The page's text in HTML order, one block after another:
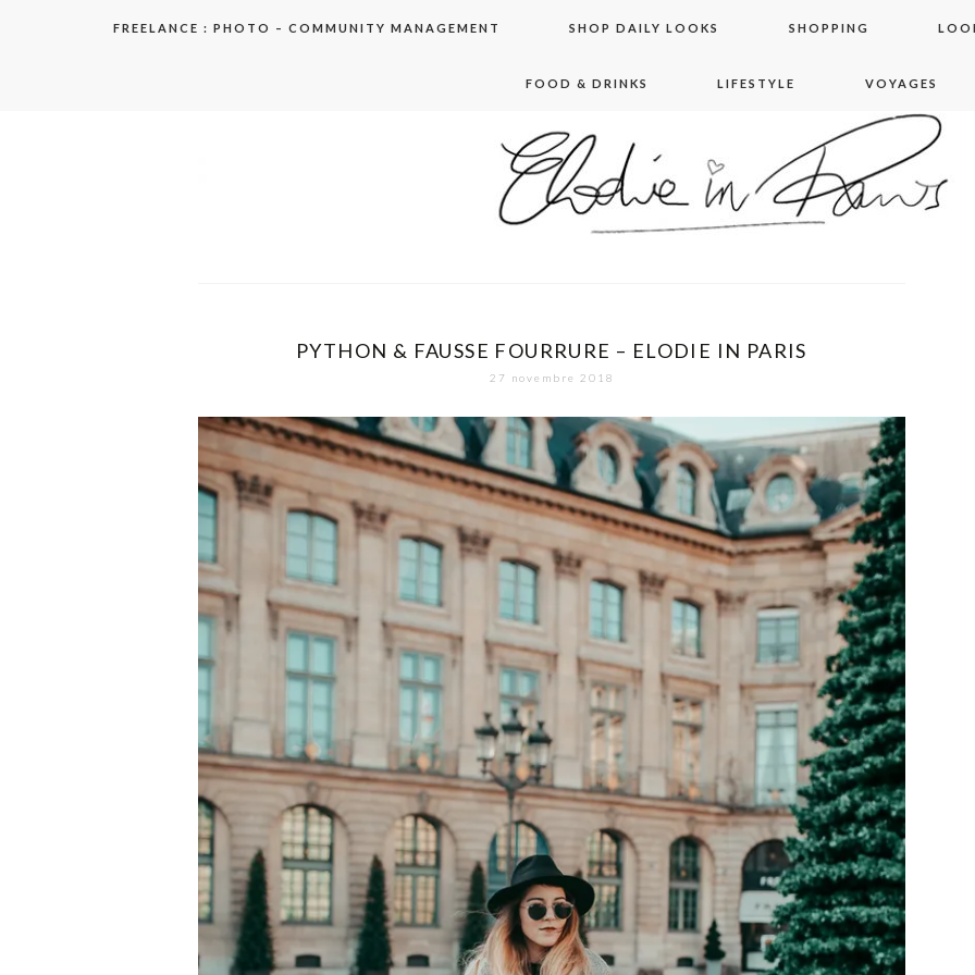
FREELANCE : PHOTO – COMMUNITY MANAGEMENT SHOP DAILY LOOKS SHOPPING
FOOD & DRINKS LIFESTYLE VOYAGES
elodie in paris
PYTHON & FAUSSE FOURRURE – ELODIE IN PARIS
27 novembre 2018